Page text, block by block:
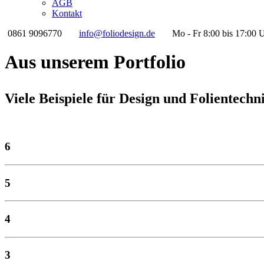
AGB
Kontakt
0861 9096770
info@foliodesign.de Mo - Fr 8:00 bis 17:00
Aus unserem Portfolio
Viele Beispiele für Design und
6
5
4
3